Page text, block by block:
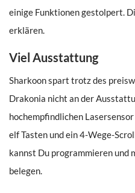
einige Funktionen gestolpert.
erklären.
Viel Ausstattung
Sharkoon spart trotz des
Drakonia nicht an der
hochempfindlichen
elf Tasten und ein 4-Wege-
kannst Du programmieren und
belegen.